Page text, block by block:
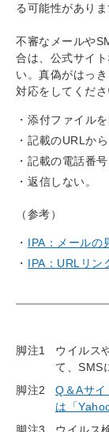
る可能性がありま
不審なメールや
合は、公式サイ
い。真偽がはっ
対応をしてくださ
添付ファイルを
記載のURLか
記載の電話番号
返信しない。
（参考）
IPA：メールの
IPA：URLリン
脚注1
ウイルス
て、SMS
脚注2
Q＆Aサ
は「
脚注3
ウイルス